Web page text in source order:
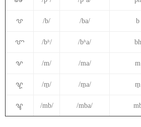
ꨝ /b/ /ba/ b
ꨞ /bʱ/ /bʱa/ bh
ꨟ /m/ /ma/ m
ꨠ /m̱/ /m̱a/ m̱
ꨡ /mb/ /mba/